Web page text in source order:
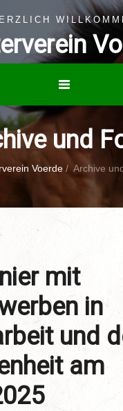
und
Voerde / Archive
mit
in
und
am